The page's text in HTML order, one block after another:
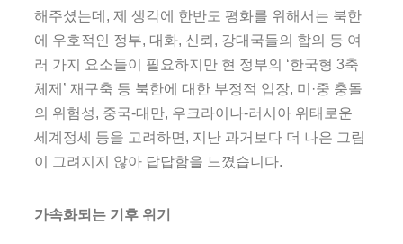
해주셨는데, 제 생각에 한반도 평화를 위해서는 북한
에 우호적인 정부, 대화, 신뢰, 강대국들의 합의 등 여
러 가지 요소들이 필요하지만 현 정부의 ‘한국형 3축
체제’ 재구축 등 북한에 대한 부정적 입장, 미·중 충돌
의 위험성, 중국-대만, 우크라이나-러시아 위태로운
세계정세 등을 고려하면, 지난 과거보다 더 나은 그림
이 그려지지 않아 답답함을 느꼈습니다.
가속화되는 기후 위기